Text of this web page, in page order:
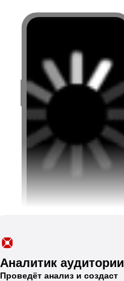
Аналитик аудитории
Проведёт анализ и создаст